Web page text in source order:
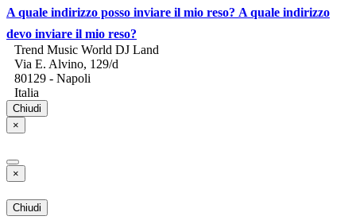
A quale indirizzo posso inviare il mio reso? A quale indirizzo
devo inviare il mio reso?
Trend Music World DJ Land
Via E. Alvino, 129/d
80129 - Napoli
Italia
Chiudi
×
×
Chiudi